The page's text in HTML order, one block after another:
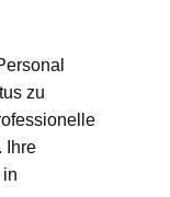
zu
Ihre
in